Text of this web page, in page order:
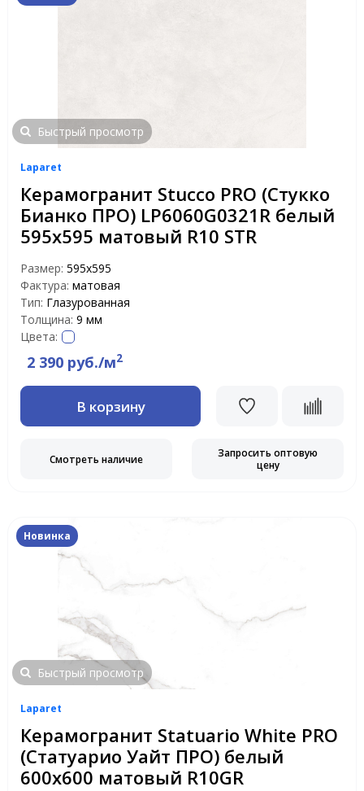
Быстрый просмотр
Laparet
Керамогранит Stucco PRO (Стукко
Бианко ПРО) LP6060G0321R белый
595х595 матовый R10 STR
Размер: 595x595
Фактура: матовая
Тип: Глазурованная
Толщина: 9 мм
Цвета:
2 390 руб./м2
В корзину
Смотреть наличие
Запросить оптовую
цену
Новинка
Быстрый просмотр
Laparet
Керамогранит Statuario White PRO
(Статуарио Уайт ПРО) белый
600x600 матовый R10GR